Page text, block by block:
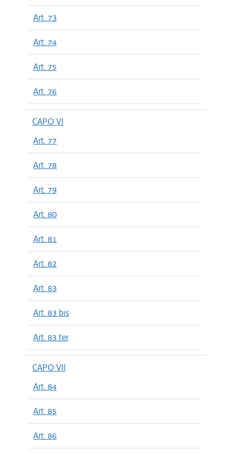
Art. 73
Art. 74
Art. 75
Art. 76
CAPO VI
Art. 77
Art. 78
Art. 79
Art. 80
Art. 81
Art. 82
Art. 83
Art. 83 bis
Art. 83 ter
CAPO VII
Art. 84
Art. 85
Art. 86